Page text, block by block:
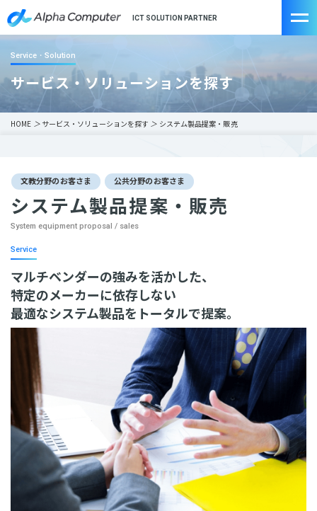
ICT SOLUTION PARTNER
Service・Solution
サービス・ソリューションを探す
HOME ＞ サービス・ソリューションを探す ＞ システム製品提案・販売
文教分野のお客さま 公共分野のお客さま
システム製品提案・販売
System equipment proposal / sales
Service
マルチベンダーの強みを活かした、
特定のメーカーに依存しない
最適なシステム製品をトータルで提案。